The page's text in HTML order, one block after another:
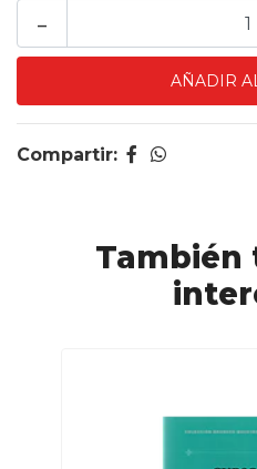
-
Compartir:
También